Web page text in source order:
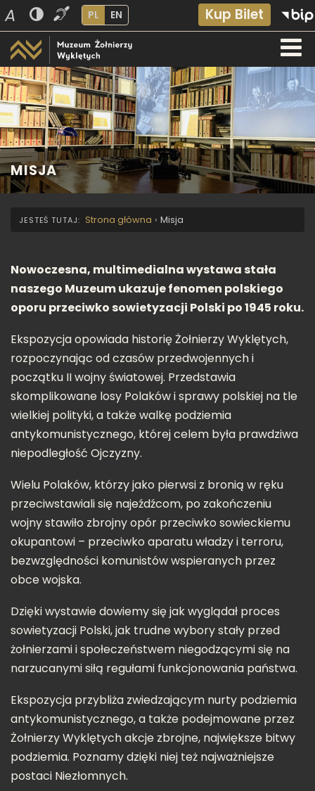
A PL EN Kup Bilet
MISJA
Strona główna › Misja
Nowoczesna, multimedialna wystawa stała
naszego Muzeum ukazuje fenomen polskiego
oporu przeciwko sowietyzacji Polski po 1945 roku.
Ekspozycja opowiada historię Żołnierzy Wyklętych,
rozpoczynając od czasów przedwojennych i
początku II wojny światowej. Przedstawia
skomplikowane losy Polaków i sprawy polskiej na tle
wielkiej polityki, a także walkę podziemia
antykomunistycznego, której celem była prawdziwa
niepodległość Ojczyzny.
Wielu Polaków, którzy jako pierwsi z bronią w ręku
przeciwstawiali się najeźdźcom, po zakończeniu
wojny stawiło zbrojny opór przeciwko sowieckiemu
okupantowi – przeciwko aparatu władzy i terroru,
bezwzględności komunistów wspieranych przez
obce wojska.
Dzięki wystawie dowiemy się jak wyglądał proces
sowietyzacji Polski, jak trudne wybory stały przed
żołnierzami i społeczeństwem niegodzącymi się na
narzucanymi siłą regułami funkcjonowania państwa.
Ekspozycja przybliża zwiedzającym nurty podziemia
antykomunistycznego, a także podejmowane przez
Żołnierzy Wyklętych akcje zbrojne, największe bitwy
podziemia. Poznamy dzięki niej też najważniejsze
postaci Niezłomnych.